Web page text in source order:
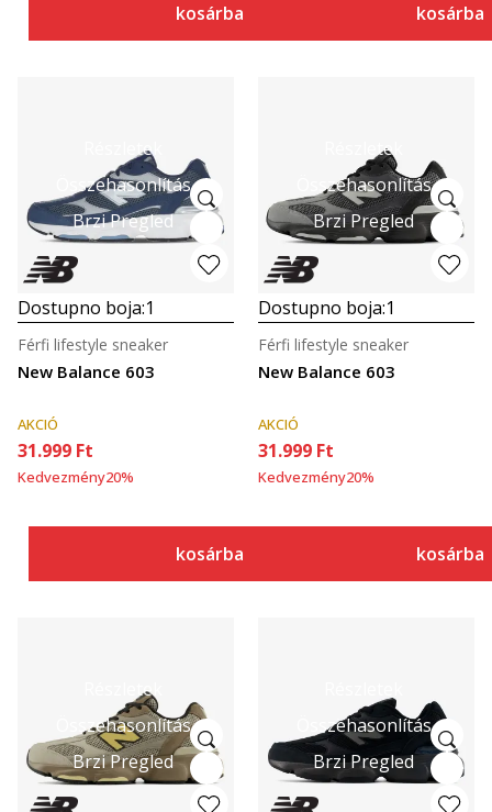
kosárba kosárba
Részletek
Összehasonlítás
Brzi Pregled
Dostupno boja:1
New Balance 603
Férfi lifestyle sneaker
AKCIÓ
31.999 Ft
Kedvezmény20%
kosárba
Részletek
Összehasonlítás
Brzi Pregled
Dostupno boja:1
New Balance 603
Férfi lifestyle sneaker
AKCIÓ
31.999 Ft
Kedvezmény20%
kosárba
Részletek
Összehasonlítás
Brzi Pregled
Összehasonlítás
Brzi Pregled